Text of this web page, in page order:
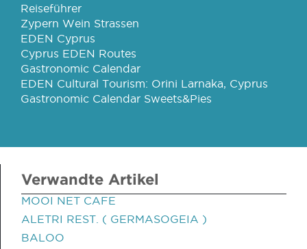
Reiseführer
Zypern Wein Strassen
EDEN Cyprus
Cyprus EDEN Routes
Gastronomic Calendar
EDEN Cultural Tourism: Orini Larnaka, Cyprus
Gastronomic Calendar Sweets&Pies
Verwandte Artikel
MOOI NET CAFE
ALETRI REST. ( GERMASOGEIA )
BALOO